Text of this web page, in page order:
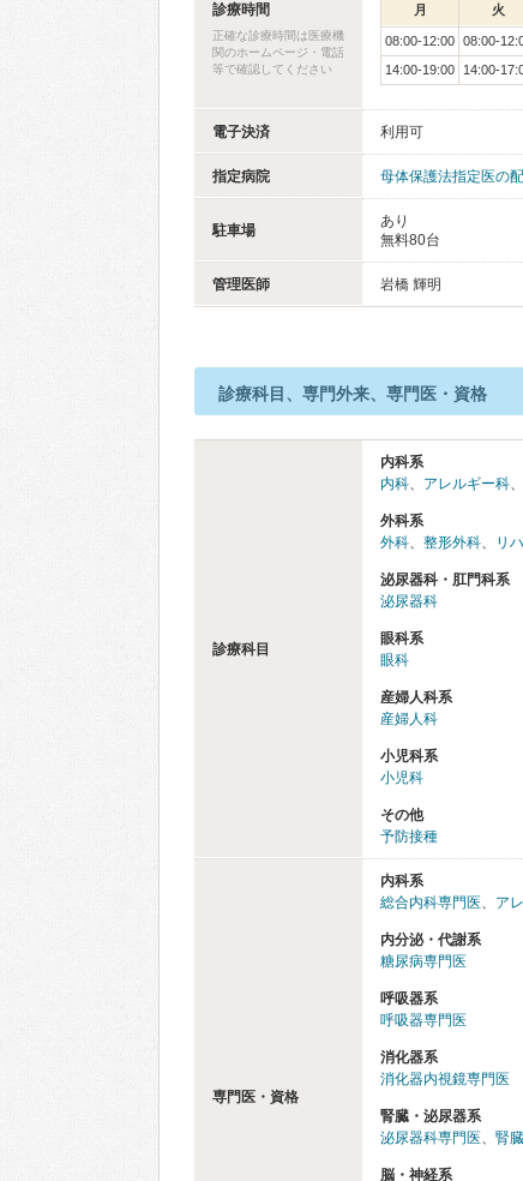
診療時間
正確な診療時間は医療機
関のホームページ・電話
等で確認してください
月 火
08:00-12:00 08:00-
14:00-19:00
14:00-
電子決済 利用可
指定病院 母体保護法指定医の
駐車場
あり
無料80台
管理医師 岩橋 輝明
診療科目、専門外来、専門医・資格
診療科目
内科系
内科、 アレルギー科、
外科系
外科、 整形外科、 リ
泌尿器科・肛門科系
泌尿器科
眼科系
眼科
産婦人科系
産婦人科
小児科系
小児科
その他
予防接種
専門医・資格
内科系
総合内科専門医、 ア
内分泌・代謝系
糖尿病専門医
呼吸器系
呼吸器専門医
消化器系
消化器内視鏡専門医
腎臓・泌尿器系
泌尿器科専門医、 腎
脳・神経系